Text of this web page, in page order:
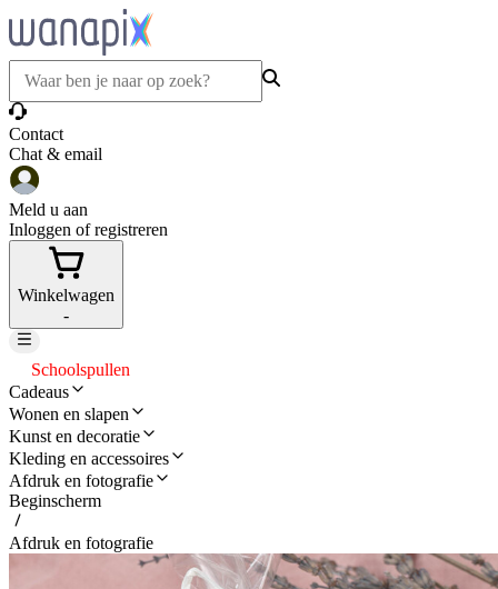
Contact
Chat & email
Meld u aan
Inloggen of registreren
Winkelwagen
-
Schoolspullen
Cadeaus
Wonen en slapen
Kunst en decoratie
Kleding en accessoires
Afdruk en fotografie
Beginscherm
Afdruk en fotografie